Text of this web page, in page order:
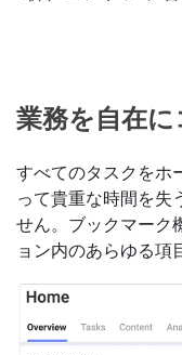
業務を自在
すべてのタスクをホ
って貴重な時間を失
せん。ブックマーク
ョン内のあらゆる項